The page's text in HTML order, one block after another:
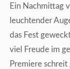
Ein Nachmittag
leuchtender
das Fest
viel Freude im
Premiere